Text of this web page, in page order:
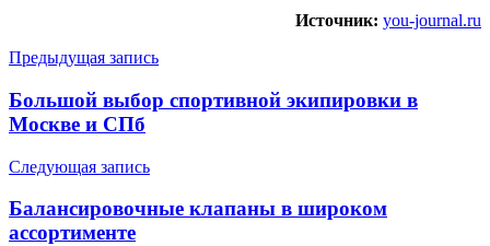
Источник: you-journal.ru
Предыдущая запись
Большой выбор спортивной экипировки в
Москве и СПб
Следующая запись
Балансировочные клапаны в широком
ассортименте